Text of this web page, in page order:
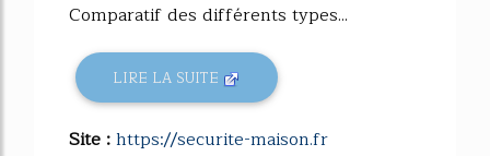
Comparatif des différents types...
LIRE LA SUITE
Site :https://securite-maison.fr